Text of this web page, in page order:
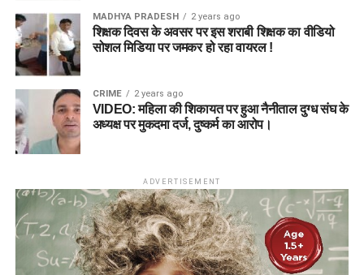
MADHYA PRADESH 2 years ago
शिक्षक दिवस के अवसर पर इस शराबी शिक्षक का वीडियो
सोशल मिडिया पर जमकर हो रहा वायरल !
CRIME 2 years ago
VIDEO: महिला की शिकायत पर हुआ नैनीताल दुग्ध संघ के
अध्यक्ष पर मुकदमा दर्ज, दुष्कर्म का आरोप।
ADVERTISEMENT